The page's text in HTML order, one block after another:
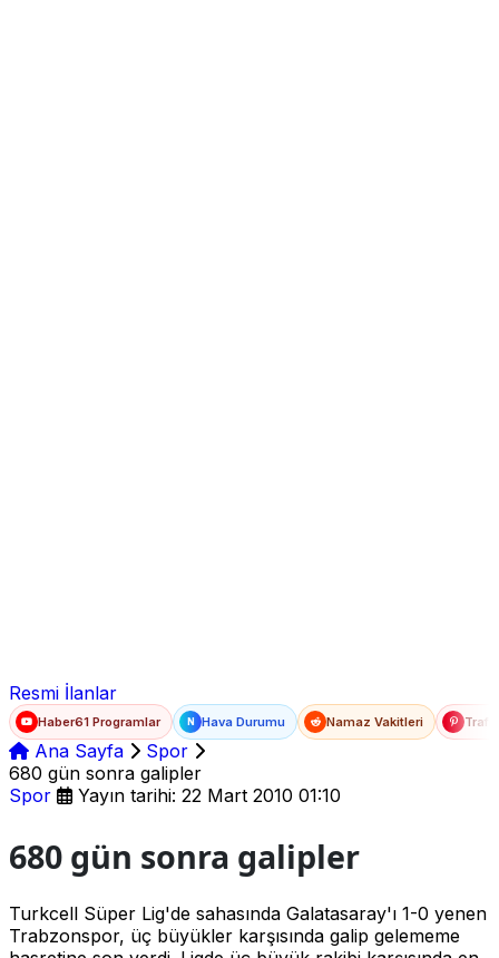
Resmi İlanlar
Haber61 Programlar N Hava Durumu Namaz Vakitleri
Ana Sayfa
Spor
680 gün sonra galipler
Spor
Yayın tarihi: 22 Mart 2010 01:10
680 gün sonra galipler
Turkcell Süper Lig'de sahasında Galatasaray'ı 1-0 yenen
Trabzonspor, üç büyükler karşısında galip gelememe